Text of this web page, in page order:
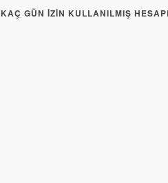
KAÇ GÜN İZIN KULLANILMIŞ